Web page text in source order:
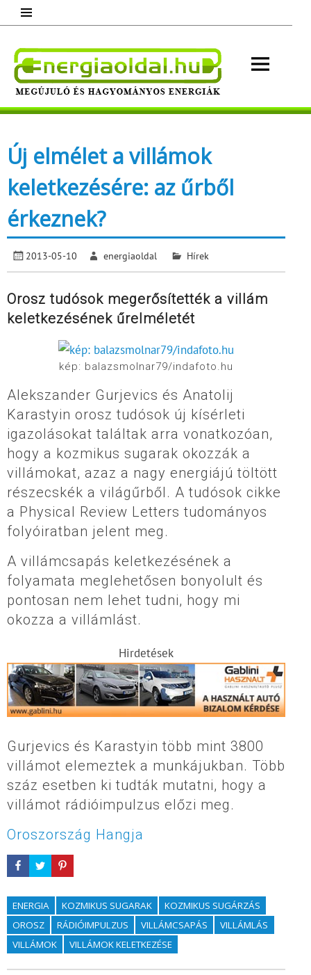
content
Megújuló és hagyományos energiák.
Új elmélet a villámok
keletkezésére: az űrből
érkeznek?
2013-05-10 energiaoldal Hírek
Orosz tudósok megerősítették a villám
keletkezésének űrelméletét
kép: balazsmolnar79/indafoto.hu
Alekszander Gurjevics és Anatolij
Karastyin orosz tudósok új kísérleti
igazolásokat találtak arra vonatkozóan,
hogy a kozmikus sugarak okozzák a
villámokat, azaz a nagy energiájú töltött
részecskék a világűrből. A tudósok cikke
a Physical Review Letters tudományos
folyóiratban jelent meg.
A villámcsapás keletkezésének a
folyamata meglehetősen bonyolult és
pontosan nem lehet tudni, hogy mi
okozza a villámlást.
Hirdetések
Gurjevics és Karastyin több mint 3800
villámot elemeztek a munkájukban. Több
száz esetben ki tudták mutatni, hogy a
villámot rádióimpulzus előzi meg.
Oroszország Hangja
ENERGIA KOZMIKUS SUGARAK
KOZMIKUS SUGÁRZÁS
OROSZ
RÁDIÓIMPULZUS VILLÁMCSAPÁS
VILLÁMLÁS
VILLÁMOK
VILLÁMOK KELETKEZÉSE